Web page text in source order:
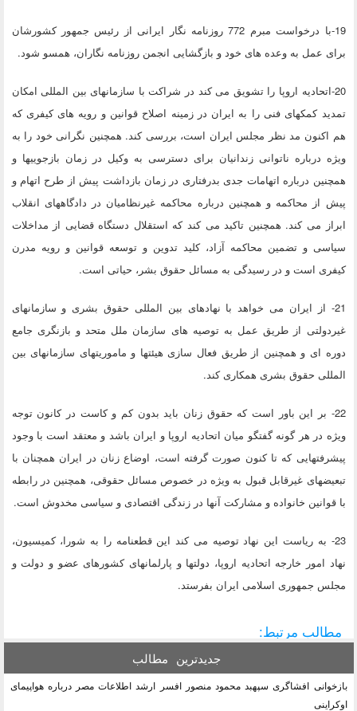
19-با درخواست مبرم 772 روزنامه نگار ایرانی از رئیس جمهور کشورشان
برای عمل به وعده های خود و بازگشایی انجمن روزنامه نگاران، همسو شود.
20-اتحادیه اروپا را تشویق می کند در شراکت با سازمانهای بین المللی امکان
تمدید کمکهای فنی را به ایران در زمینه اصلاح قوانین و رویه های کیفری که
هم اکنون مد نظر مجلس ایران است، بررسی کند. همچنین نگرانی خود را به
ویژه درباره ناتوانی زندانیان برای دسترسی به وکیل در زمان بازجوییها و
همچنین درباره اتهامات جدی بدرفتاری در زمان بازداشت پیش از طرح اتهام و
پیش از محاکمه و همچنین درباره محاکمه غیرنظامیان در دادگاههای انقلاب
ابراز می کند. همچنین تاکید می کند که استقلال دستگاه قضایی از مداخلات
سیاسی و تضمین محاکمه آزاد، کلید تدوین و توسعه قوانین و رویه مدرن
کیفری است و در رسیدگی به مسائل حقوق بشر، حیاتی است.
21- از ایران می خواهد با نهادهای بین المللی حقوق بشری و سازمانهای
غیردولتی از طریق عمل به توصیه های سازمان ملل متحد و بازنگری جامع
دوره ای و همچنین از طریق فعال سازی هیئتها و ماموریتهای سازمانهای بین
المللی حقوق بشری همکاری کند.
22- بر این باور است که حقوق زنان باید بدون کم و کاست در کانون توجه
ویژه در هر گونه گفتگو میان اتحادیه اروپا و ایران باشد و معتقد است با وجود
پیشرفتهایی که تا کنون صورت گرفته است، اوضاع زنان در ایران همچنان با
تبعیضهای غیرقابل قبول به ویژه در خصوص مسائل حقوقی، همچنین در رابطه
با قوانین خانواده و مشارکت آنها در زندگی اقتصادی و سیاسی مخدوش است.
23- به ریاست این نهاد توصیه می کند این قطعنامه را به شورا، کمیسیون،
نهاد امور خارجه اتحادیه اروپا، دولتها و پارلمانهای کشورهای عضو و دولت و
مجلس جمهوری اسلامی ایران بفرستد.
مطالب مرتبط:
جدیدترین مطالب
بازخوانی افشاگری سپهبد محمود منصور افسر ارشد اطلاعات مصر درباره هواپیمای
اوکراینی